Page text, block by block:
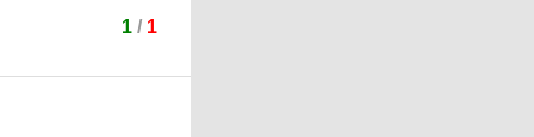
1/ 1